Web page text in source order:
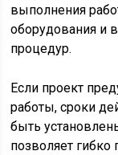
выполнения
оборудования и
процедур.
Если проект
работы, сроки
быть
позволяет гибко